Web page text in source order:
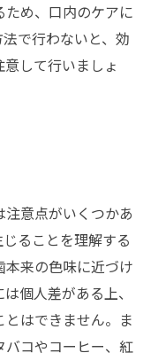
め、口内のケアに
で行わないと、効
して行いましょ
意点がいくつかあ
ることを理解する
本来の色味に近づけ
個人差がある上、
はできません。ま
バコやコーヒー、紅